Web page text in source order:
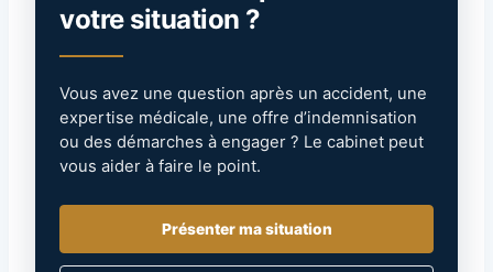
votre situation ?
Vous avez une question après un accident, une
expertise médicale, une offre d’indemnisation
ou des démarches à engager ? Le cabinet peut
vous aider à faire le point.
Présenter ma situation